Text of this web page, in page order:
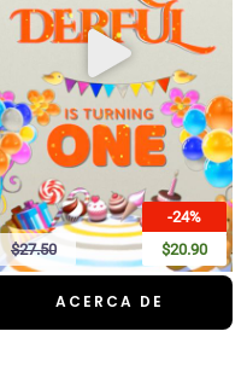
-24%
$20.90
$27.50
ACERCA DE